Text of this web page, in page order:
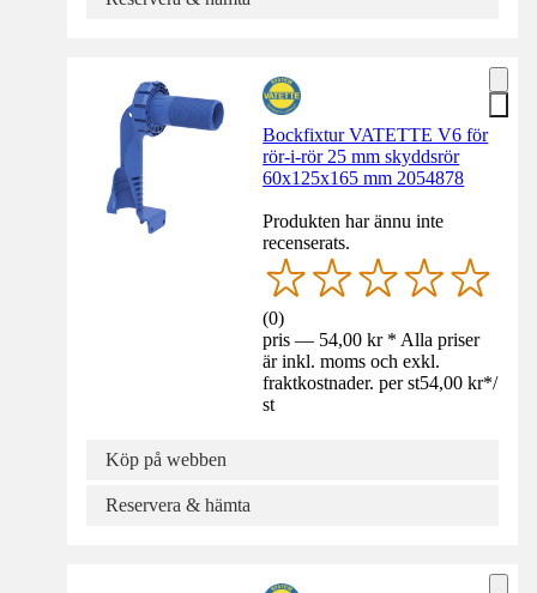
Bockfixtur VATETTE V6 för
rör-i-rör 25 mm skyddsrör
60x125x165 mm 2054878
Produkten har ännu inte
recenserats.
(0)
pris — 54,00 kr * Alla priser
är inkl. moms och exkl.
fraktkostnader. per st54,00 kr*/
st
Köp på webben
Reservera & hämta